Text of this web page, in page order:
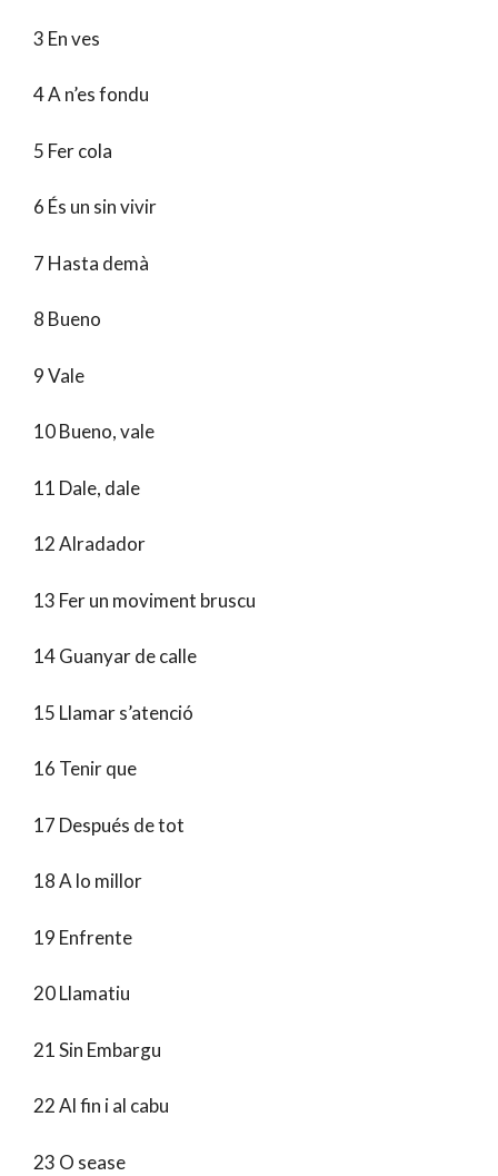
3 En ves
4 A n’es fondu
5 Fer cola
6 És un sin vivir
7 Hasta demà
8 Bueno
9 Vale
10 Bueno, vale
11 Dale, dale
12 Alradador
13 Fer un moviment bruscu
14 Guanyar de calle
15 Llamar s’atenció
16 Tenir que
17 Después de tot
18 A lo millor
19 Enfrente
20 Llamatiu
21 Sin Embargu
22 Al fin i al cabu
23 O sease